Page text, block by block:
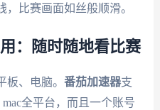
比赛画面如丝般顺滑。
：随时随地看比赛
、电脑。 番茄加速器支
全平台，而且一个账号